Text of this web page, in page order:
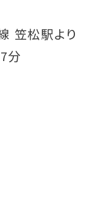
笠松駅より
分